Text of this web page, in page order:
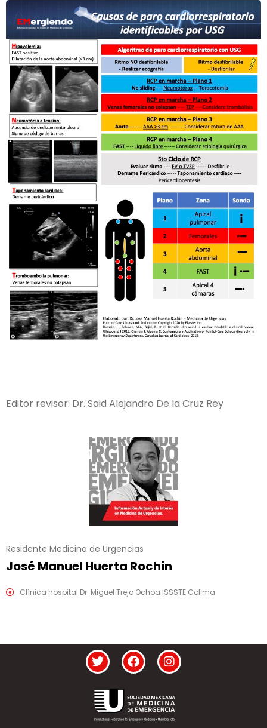
Editor revisor: Dr. Said Alejandro De la Cruz Rey
Residente Medicina de Urgencias
José Manuel Huerta Rochin
Clínica hospital Dr. Miguel Trejo Ochoa ISSSTE Colima